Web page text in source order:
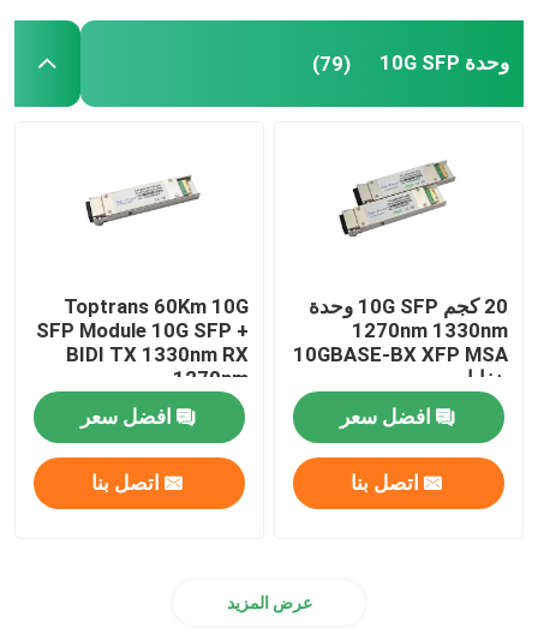
رخصة بروكيد POD
40G QSFP + جهاز الإرسال والاستقبال
جهاز الإرسال والاستقبال البصري SFP
كابل بصري DAC/AOC
وحدة 10G SFP (79)
20 كجم 10G SFP وحدة
1270nm 1330nm
10GBASE-BX XFP MSA
بنفايات
افضل سعر
اتصل بنا
Toptrans 60Km 10G
SFP Module 10G SFP +
BIDI TX 1330nm RX
1270nm
افضل سعر
اتصل بنا
عرض المزيد